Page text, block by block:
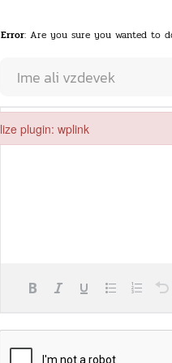
Error: Are you sure you wanted to
plugin: wplink
plugin: wplink